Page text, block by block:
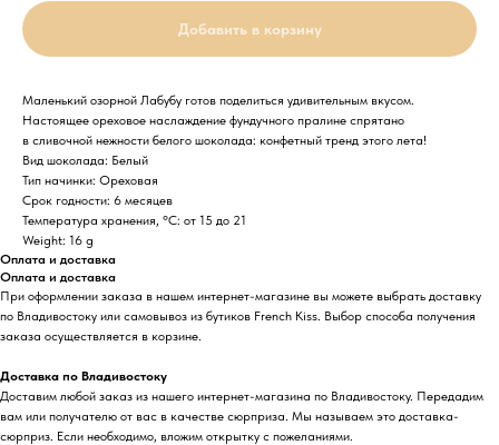
Добавить в корзину
Маленький озорной Лабубу готов поделиться удивительным вкусом.
Настоящее ореховое наслаждение фундучного пралине спрятано
в сливочной нежности белого шоколада: конфетный тренд этого лета!
Вид шоколада: Белый
Тип начинки: Ореховая
Срок годности: 6 месяцев
Температура хранения, °C: от 15 до 21
Weight: 16 g
Оплата и доставка
Оплата и доставка
При оформлении заказа в нашем интернет-магазине вы можете выбрать доставку
по Владивостоку или самовывоз из бутиков French Kiss. Выбор способа получения
заказа осуществляется в корзине.
Доставка по Владивостоку
Доставим любой заказ из нашего интернет-магазина по Владивостоку. Передадим
вам или получателю от вас в качестве сюрприза. Мы называем это доставка-
сюрприз. Если необходимо, вложим открытку с пожеланиями.